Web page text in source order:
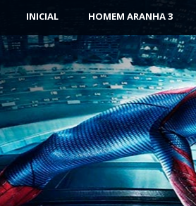
INICIAL HOMEM ARANHA 3